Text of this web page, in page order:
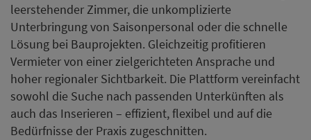
leerstehender Zimmer, die unkomplizierte
Unterbringung von Saisonpersonal oder die schnelle
Lösung bei Bauprojekten. Gleichzeitig profitieren
Vermieter von einer zielgerichteten Ansprache und
hoher regionaler Sichtbarkeit. Die Plattform vereinfacht
sowohl die Suche nach passenden Unterkünften als
auch das Inserieren – effizient, flexibel und auf die
Bedürfnisse der Praxis zugeschnitten.